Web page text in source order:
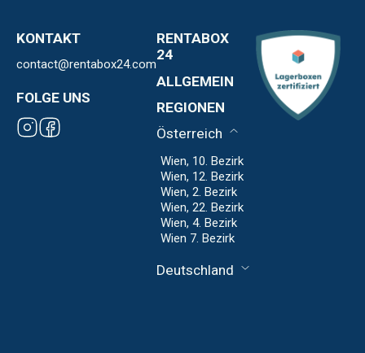
KONTAKT
contact@rentabox24.com
FOLGE UNS
RENTABOX
24
Über uns
Expansion
Franchise
ALLGEMEIN
Kontakt
Datenschutz
Impressum
REGIONEN
Österreich
Wien, 10. Bezirk
Wien, 12. Bezirk
Wien, 2. Bezirk
Wien, 22. Bezirk
Wien, 4. Bezirk
Wien 7. Bezirk
Deutschland